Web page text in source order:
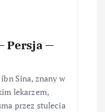
Persja —
Sina, znany w
lekarzem,
przez stulecia